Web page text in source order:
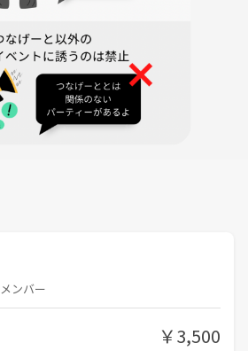
ココ六本木ビル 4F
OK）
します
ンバー
￥3,500